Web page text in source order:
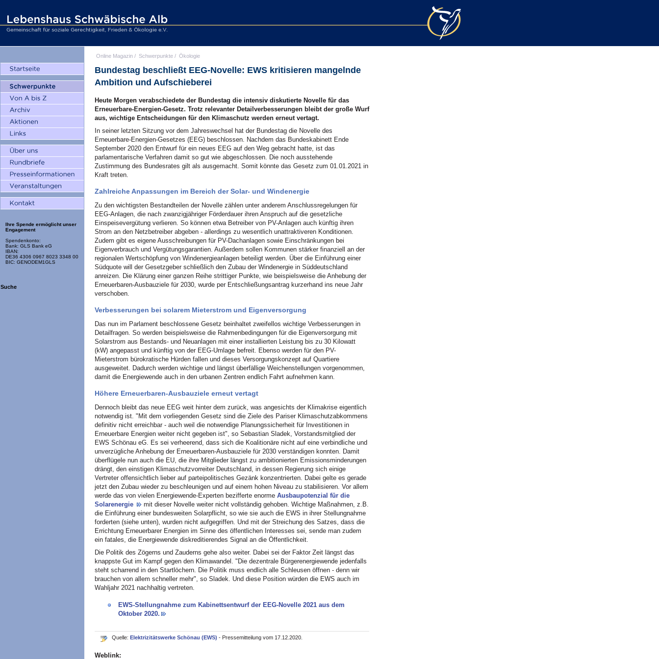
Ihre Spende ermöglicht unser
Engagement
Spendenkonto:
Bank: GLS Bank eG
IBAN:
DE36 4306 0967 8023 3348 00
BIC: GENODEM1GLS
Suche
Online Magazin / Schwerpunkte / Ökologie
Bundestag beschließt EEG-Novelle: EWS kritisieren mangelnde
Ambition und Aufschieberei
Heute Morgen verabschiedete der Bundestag die intensiv diskutierte Novelle für das
Erneuerbare-Energien-Gesetz. Trotz relevanter Detailverbesserungen bleibt der große Wurf
aus, wichtige Entscheidungen für den Klimaschutz werden erneut vertagt.
In seiner letzten Sitzung vor dem Jahreswechsel hat der Bundestag die Novelle des
Erneuerbare-Energien-Gesetzes (EEG) beschlossen. Nachdem das Bundeskabinett Ende
September 2020 den Entwurf für ein neues EEG auf den Weg gebracht hatte, ist das
parlamentarische Verfahren damit so gut wie abgeschlossen. Die noch ausstehende
Zustimmung des Bundesrates gilt als ausgemacht. Somit könnte das Gesetz zum 01.01.2021 in
Kraft treten.
Zahlreiche Anpassungen im Bereich der Solar- und Windenergie
Zu den wichtigsten Bestandteilen der Novelle zählen unter anderem Anschlussregelungen für
EEG-Anlagen, die nach zwanzigjähriger Förderdauer ihren Anspruch auf die gesetzliche
Einspeisevergütung verlieren. So können etwa Betreiber von PV-Anlagen auch künftig ihren
Strom an den Netzbetreiber abgeben - allerdings zu wesentlich unattraktiveren Konditionen.
Zudem gibt es eigene Ausschreibungen für PV-Dachanlagen sowie Einschränkungen bei
Eigenverbrauch und Vergütungsgarantien. Außerdem sollen Kommunen stärker finanziell an der
regionalen Wertschöpfung von Windenergieanlagen beteiligt werden. Über die Einführung einer
Südquote will der Gesetzgeber schließlich den Zubau der Windenergie in Süddeutschland
anreizen. Die Klärung einer ganzen Reihe strittiger Punkte, wie beispielsweise die Anhebung der
Erneuerbaren-Ausbauziele für 2030, wurde per Entschließungsantrag kurzerhand ins neue Jahr
verschoben.
Verbesserungen bei solarem Mieterstrom und Eigenversorgung
Das nun im Parlament beschlossene Gesetz beinhaltet zweifellos wichtige Verbesserungen in
Detailfragen. So werden beispielsweise die Rahmenbedingungen für die Eigenversorgung mit
Solarstrom aus Bestands- und Neuanlagen mit einer installierten Leistung bis zu 30 Kilowatt
(kW) angepasst und künftig von der EEG-Umlage befreit. Ebenso werden für den PV-
Mieterstrom bürokratische Hürden fallen und dieses Versorgungskonzept auf Quartiere
ausgeweitet. Dadurch werden wichtige und längst überfällige Weichenstellungen vorgenommen,
damit die Energiewende auch in den urbanen Zentren endlich Fahrt aufnehmen kann.
Höhere Erneuerbaren-Ausbauziele erneut vertagt
Dennoch bleibt das neue EEG weit hinter dem zurück, was angesichts der Klimakrise eigentlich
notwendig ist. "Mit dem vorliegenden Gesetz sind die Ziele des Pariser Klimaschutzabkommens
definitiv nicht erreichbar - auch weil die notwendige Planungssicherheit für Investitionen in
Erneuerbare Energien weiter nicht gegeben ist", so Sebastian Sladek, Vorstandsmitglied der
EWS Schönau eG. Es sei verheerend, dass sich die Koalitionäre nicht auf eine verbindliche und
unverzügliche Anhebung der Erneuerbaren-Ausbauziele für 2030 verständigen konnten. Damit
überflügele nun auch die EU, die ihre Mitglieder längst zu ambitionierten Emissionsminderungen
drängt, den einstigen Klimaschutzvorreiter Deutschland, in dessen Regierung sich einige
Vertreter offensichtlich lieber auf parteipolitisches Gezänk konzentrierten. Dabei gelte es gerade
jetzt den Zubau wieder zu beschleunigen und auf einem hohen Niveau zu stabilisieren. Vor allem
werde das von vielen Energiewende-Experten bezifferte enorme Ausbaupotenzial für die
Solarenergie
mit dieser Novelle weiter nicht vollständig gehoben. Wichtige Maßnahmen, z.B.
die Einführung einer bundesweiten Solarpflicht, so wie sie auch die EWS in ihrer Stellungnahme
forderten (siehe unten), wurden nicht aufgegriffen. Und mit der Streichung des Satzes, dass die
Errichtung Erneuerbarer Energien im Sinne des öffentlichen Interesses sei, sende man zudem
ein fatales, die Energiewende diskreditierendes Signal an die Öffentlichkeit.
Die Politik des Zögerns und Zauderns gehe also weiter. Dabei sei der Faktor Zeit längst das
knappste Gut im Kampf gegen den Klimawandel. "Die dezentrale Bürgerenergiewende jedenfalls
steht scharrend in den Startlöchern. Die Politik muss endlich alle Schleusen öffnen - denn wir
brauchen von allem schneller mehr", so Sladek. Und diese Position würden die EWS auch im
Wahljahr 2021 nachhaltig vertreten.
EWS-Stellungnahme zum Kabinettsentwurf der EEG-Novelle 2021 aus dem
Oktober 2020.
Quelle: Elektrizitätswerke Schönau (EWS) - Pressemitteilung vom 17.12.2020.
Weblink: